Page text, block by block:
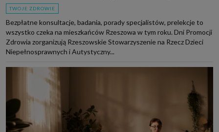
TWOJE ZDROWIE
Bezpłatne konsultacje, badania, porady specjalistów, prelekcje to
wszystko czeka na mieszkańców Rzeszowa w tym roku. Dni Promocji
Zdrowia zorganizują Rzeszowskie Stowarzyszenie na Rzecz Dzieci
Niepełnosprawnych i Autystyczny...